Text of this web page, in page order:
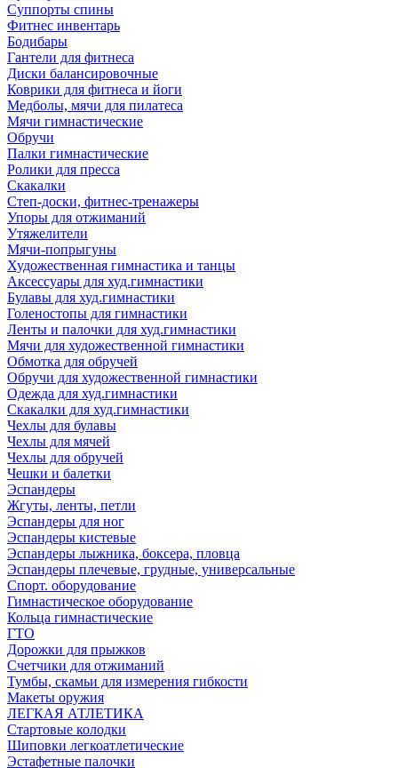
Суппорты спины
Фитнес инвентарь
Бодибары
Гантели для фитнеса
Диски балансировочные
Коврики для фитнеса и йоги
Медболы, мячи для пилатеса
Мячи гимнастические
Обручи
Палки гимнастические
Ролики для пресса
Скакалки
Степ-доски, фитнес-тренажеры
Упоры для отжиманий
Утяжелители
Мячи-попрыгуны
Художественная гимнастика и танцы
Аксессуары для худ.гимнастики
Булавы для худ.гимнастики
Голеностопы для гимнастики
Ленты и палочки для худ.гимнастики
Мячи для художественной гимнастики
Обмотка для обручей
Обручи для художественной гимнастики
Одежда для худ.гимнастики
Скакалки для худ.гимнастики
Чехлы для булавы
Чехлы для мячей
Чехлы для обручей
Чешки и балетки
Эспандеры
Жгуты, ленты, петли
Эспандеры для ног
Эспандеры кистевые
Эспандеры лыжника, боксера, пловца
Эспандеры плечевые, грудные, универсальные
Спорт. оборудование
Гимнастическое оборудование
Кольца гимнастические
ГТО
Дорожки для прыжков
Счетчики для отжиманий
Тумбы, скамьи для измерения гибкости
Макеты оружия
ЛЕГКАЯ АТЛЕТИКА
Стартовые колодки
Шиповки легкоатлетические
Эстафетные палочки